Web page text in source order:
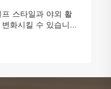
스타일과 야외 활
화시킬 수 있습니